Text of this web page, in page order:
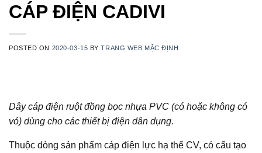
CÁP ĐIỆN CADIVI
POSTED ON 2020-03-15 BYTRANG WEB MẶC ĐỊNH
Dây cáp điện ruột đồng bọc nhựa PVC (có hoặc không có
vỏ) dùng cho các thiết bị điện dân dụng.
Thuộc dòng sản phẩm cáp điện lực hạ thế CV, có cấu tạo